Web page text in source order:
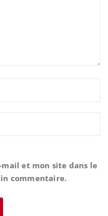
et mon site dans le
commentaire.